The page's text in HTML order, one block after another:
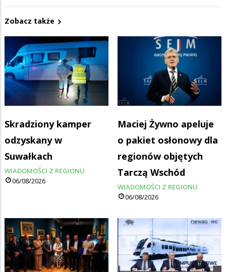
Zobacz także
Skradziony kamper
odzyskany w
Suwałkach
WIADOMOŚCI Z REGIONU
06/08/2026
Maciej Żywno apeluje
o pakiet osłonowy dla
regionów objętych
Tarczą Wschód
WIADOMOŚCI Z REGIONU
06/08/2026